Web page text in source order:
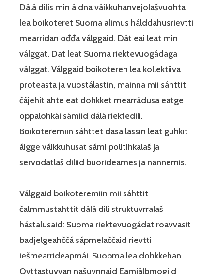
Dálá dilis min áidna váikkuhanvejolašvuohta
lea boikoteret Suoma alimus hálddahusrievtti
mearridan ođđa válggaid. Dát eai leat min
válggat. Dat leat Suoma riektevuogádaga
válggat. Válggaid boikoteren lea kollektiiva
proteasta ja vuostálastin, mainna mii sáhttit
čájehit ahte eat dohkket mearrádusa eatge
oppalohkái sámiid dálá riektedili.
Boikoteremiin sáhttet dasa lassin leat guhkit
áigge váikkuhusat sámi politihkalaš ja
servodatlaš diliid buorideames ja nannemis.
Válggaid boikoteremiin mii sáhttit
čalmmustahttit dálá dili struktuvrralaš
hástalusaid: Suoma riektevuogádat roavvasit
badjelgeahččá sápmelaččaid rievtti
iešmearrideapmái. Suopma lea dohkkehan
Ovttastuvvan našuvnnaid Eamiálbmogiid